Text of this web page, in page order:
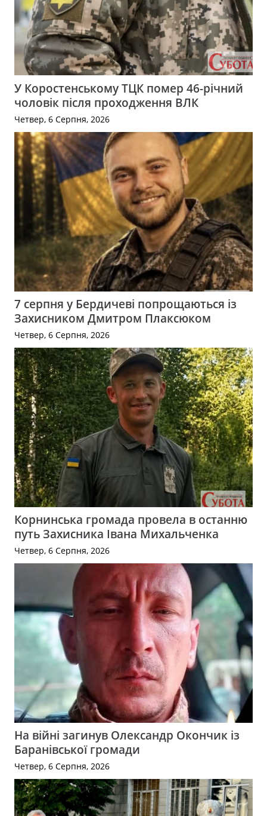
У Коростенському ТЦК помер 46-річний
чоловік після проходження ВЛК
Четвер, 6 Серпня, 2026
7 серпня у Бердичеві попрощаються із
Захисником Дмитром Плаксюком
Четвер, 6 Серпня, 2026
Корнинська громада провела в останню
путь Захисника Івана Михальченка
Четвер, 6 Серпня, 2026
На війні загинув Олександр Окончик із
Баранівської громади
Четвер, 6 Серпня, 2026